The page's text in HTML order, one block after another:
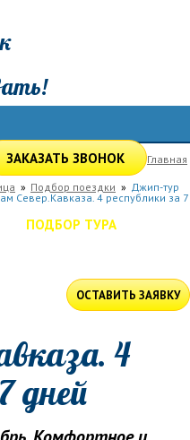
ЗАКАЗАТЬ ЗВОНОК
ПОДБОР ТУРА
ОСТАВИТЬ ЗАЯВКУ
Главная
Подбор поездки
Джип-тур
Север.Кавказа. 4 республики за 7
4
днейДаты
каждое